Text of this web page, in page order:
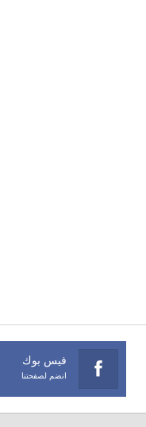
فيس بوك
انضم لصفحتنا